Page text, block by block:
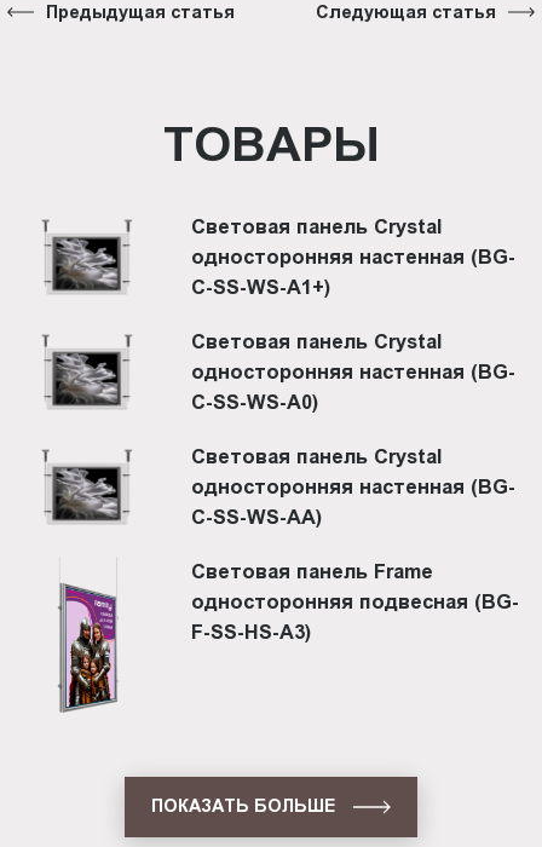
Предыдущая статья Следующая статья
ТОВАРЫ
Световая панель Crystal
односторонняя настенная (BG-
C-SS-WS-A1+)
Световая панель Crystal
односторонняя настенная (BG-
C-SS-WS-A0)
Световая панель Crystal
односторонняя настенная (BG-
C-SS-WS-AA)
Световая панель Frame
односторонняя подвесная (BG-
F-SS-HS-A3)
ПОКАЗАТЬ БОЛЬШЕ